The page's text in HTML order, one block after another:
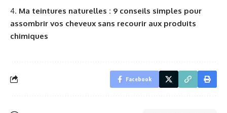
Ma teintures naturelles : 9 conseils simples pour
assombrir vos cheveux sans recourir aux produits
chimiques
Facebook